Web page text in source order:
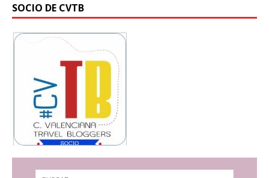
SOCIO DE CVTB